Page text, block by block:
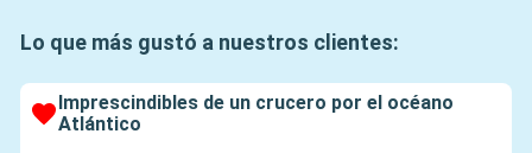
Lo que más gustó a nuestros clientes:
Imprescindibles de un crucero por el océano
Atlántico